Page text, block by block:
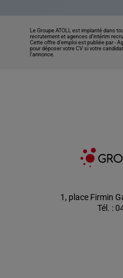
Le Groupe ATOLL est implanté dans
recrutement et agences d’intérim
Cette offre d’emploi est publiée par -
pour déposer votre CV si votre
l'annonce.
1, place Firmin
Tél. :